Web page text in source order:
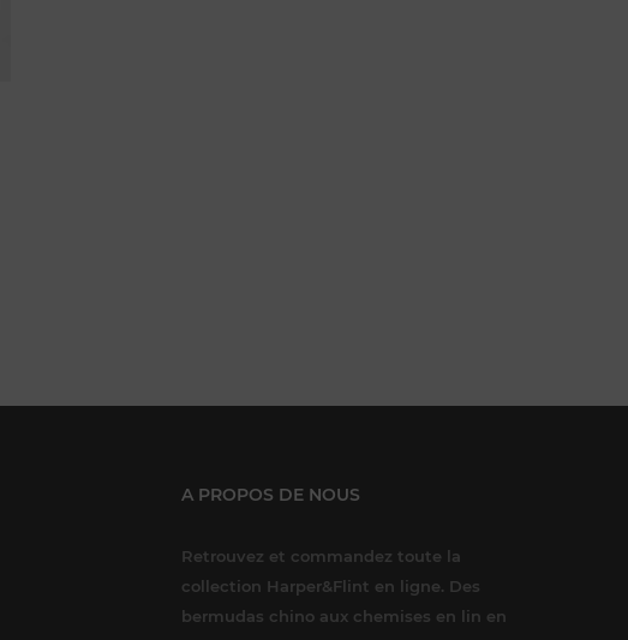
A PROPOS DE NOUS
Retrouvez et commandez toute la
collection Harper&Flint en ligne. Des
bermudas chino aux chemises en lin en